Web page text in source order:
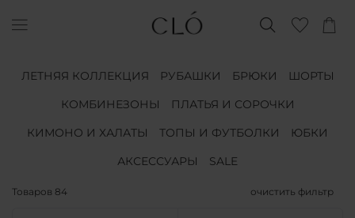
ЛЕТНЯЯ КОЛЛЕКЦИЯ РУБАШКИ БРЮКИ
ШОРТЫ
КОМБИНЕЗОНЫ
ПЛАТЬЯ И СОРОЧКИ
КИМОНО И ХАЛАТЫ
ТОПЫ И ФУТБОЛКИ
ЮБКИ
АКСЕССУАРЫ
SALE
Товаров 84 очистить фильтр